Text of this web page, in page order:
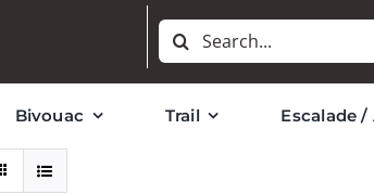
Rechercher:
Bivouac Trail Escalade